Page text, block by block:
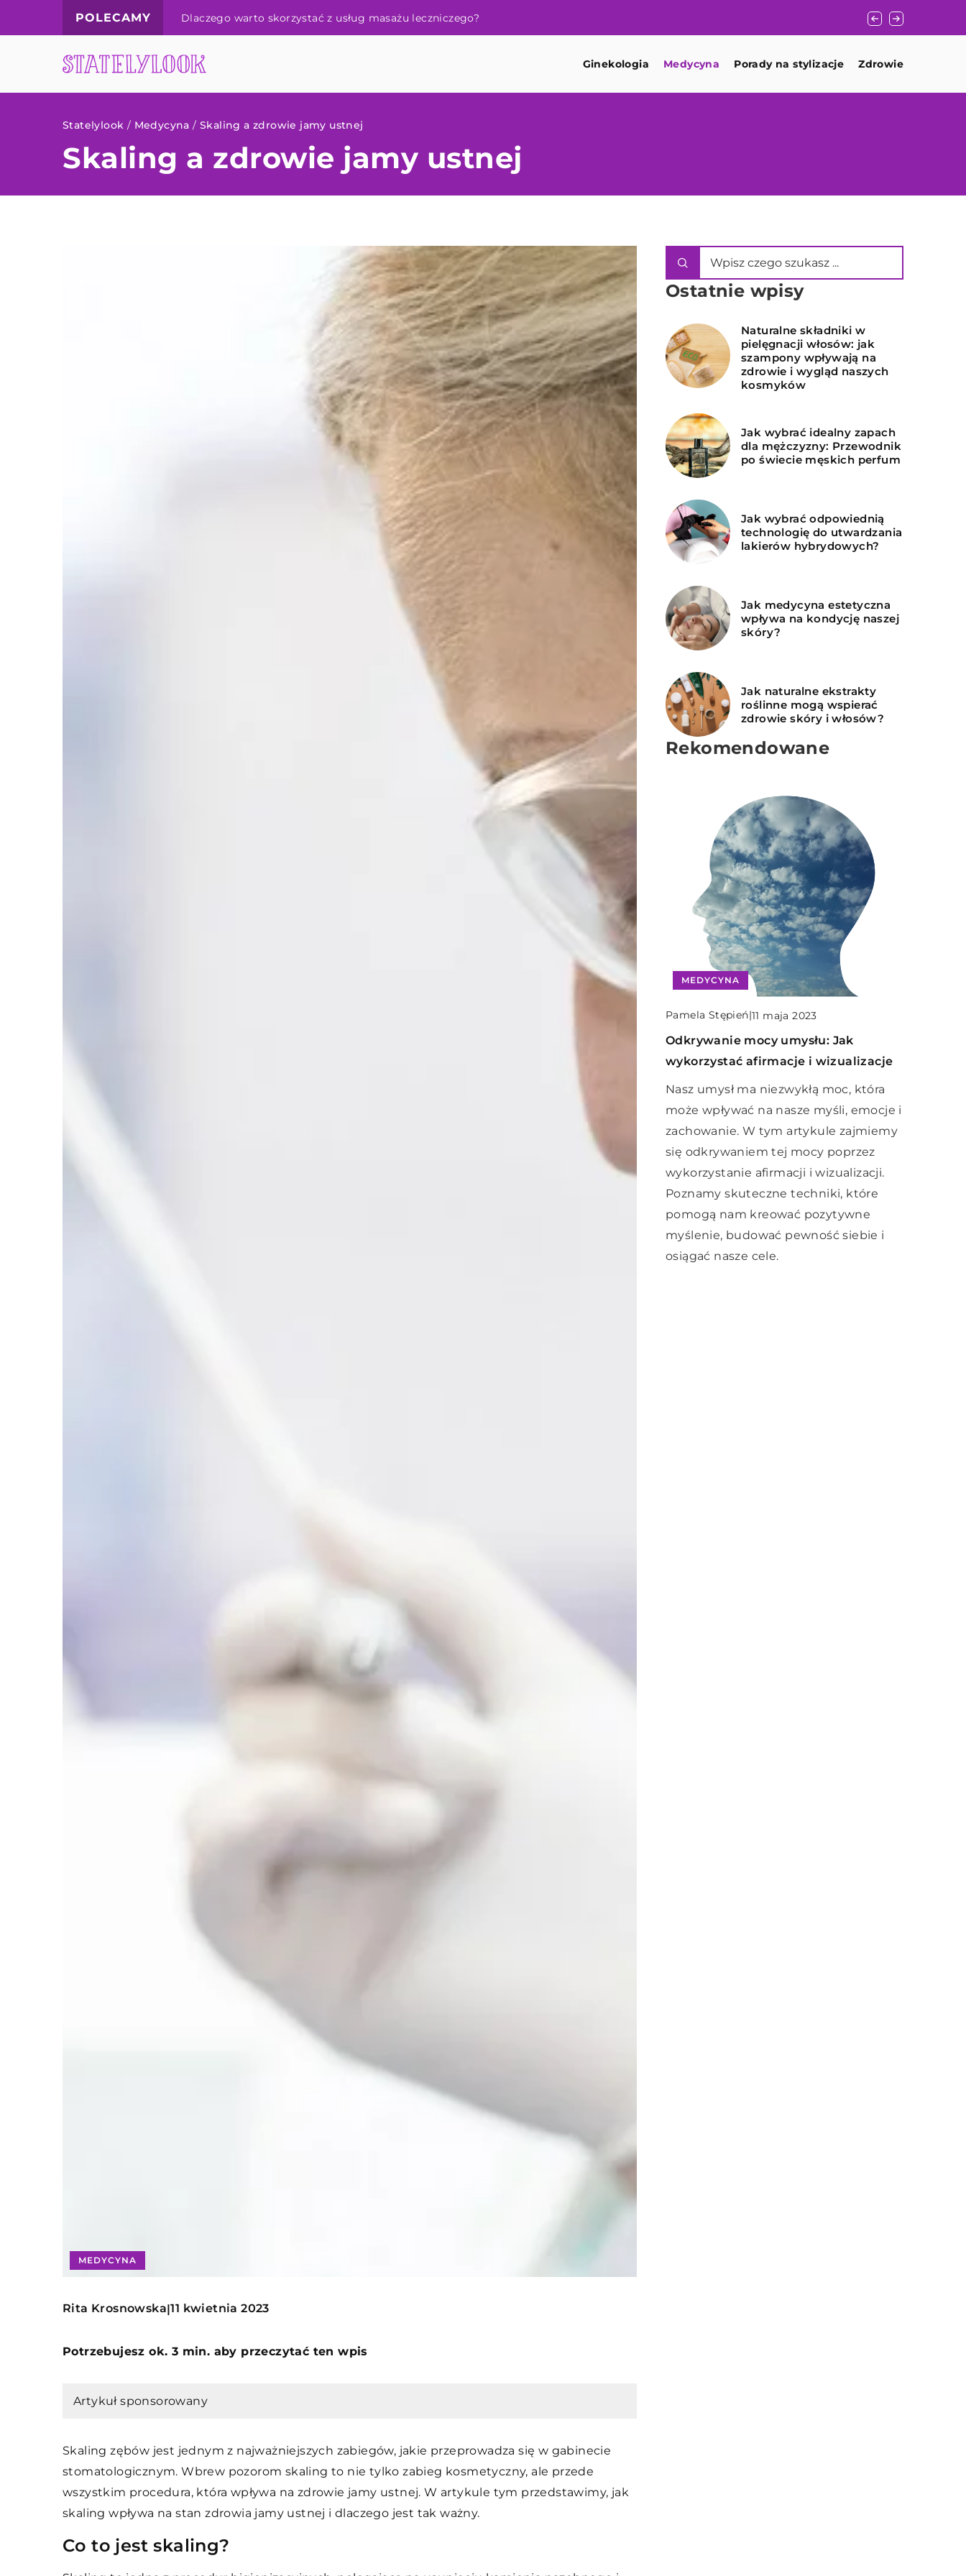
POLECAMY
Dlaczego warto skorzystać z usług masażu leczniczego? Jak wybrać idealny zapach dla mężczyzny:
Ginekologia Medycyna Porady na stylizacje Zdrowie
Statelylook / Medycyna /Skaling a zdrowie jamy ustnej
Skaling a zdrowie jamy ustnej
MEDYCYNA
Rita Krosnowska|11 kwietnia 2023
Potrzebujesz ok. 3 min. aby przeczytać ten wpis
Artykuł sponsorowany
Skaling zębów jest jednym z najważniejszych zabiegów, jakie przeprowadza się w gabinecie
stomatologicznym. Wbrew pozorom skaling to nie tylko zabieg kosmetyczny, ale przede
wszystkim procedura, która wpływa na zdrowie jamy ustnej. W artykule tym przedstawimy, jak
skaling wpływa na stan zdrowia jamy ustnej i dlaczego jest tak ważny.
Co to jest skaling?
Ostatnie wpisy
Naturalne składniki w
pielęgnacji włosów: jak
szampony wpływają na
zdrowie i wygląd naszych
kosmyków
Jak wybrać idealny zapach
dla mężczyzny: Przewodnik
po świecie męskich perfum
Jak wybrać odpowiednią
technologię do utwardzania
lakierów hybrydowych?
Jak medycyna estetyczna
wpływa na kondycję naszej
skóry?
Jak naturalne ekstrakty
roślinne mogą wspierać
zdrowie skóry i włosów?
Rekomendowane
MEDYCYNA
Rita Krosnowska|19 kwietnia 2023
Jak wybrać odpowiednią pieczątkę
biurowy w placówkach medycznych,
takich jak przychodnie, szpitale czy
apteki. Ich funkcja polega na
oznaczaniu dokumentów medycznych,
takich jak skierowania, recepty, karty
pacjenta czy wyniki badań. Dlatego też,
wybór odpowiedniej pieczątki
lekarskiej jest bardzo ważny. W tym
artykule przedstawiamy poradnik,
który pomoże w wyborze odpowiedniej
pieczątki dla placówki medycznej.
INNE
Redaktor Blue Whale Press|
7 października 2025
Jakie korzyści niesie ze sobą wynajem
luksusowego kampera na wymarzone
wakacje?
Odkryj zalety wynajmu luksusowego
kampera i zorganizuj niezapomniane
wakacje pełne komfortu oraz swobody.
Poznaj korzyści, które zapewnią
niezależność, elastyczność i przygodę
na najwyższym poziomie.
MEDYCYNA
Pamela Stępień|11 maja 2023
Odkrywanie mocy umysłu: Jak
wykorzystać afirmacje i wizualizacje
Nasz umysł ma niezwykłą moc, która
może wpływać na nasze myśli, emocje i
zachowanie. W tym artykule zajmiemy
się odkrywaniem tej mocy poprzez
wykorzystanie afirmacji i wizualizacji.
Poznamy skuteczne techniki, które
pomogą nam kreować pozytywne
myślenie, budować pewność siebie i
osiągać nasze cele.